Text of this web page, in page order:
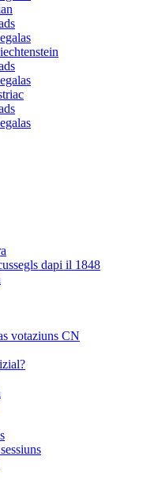
dapi il 1848
votaziuns CN